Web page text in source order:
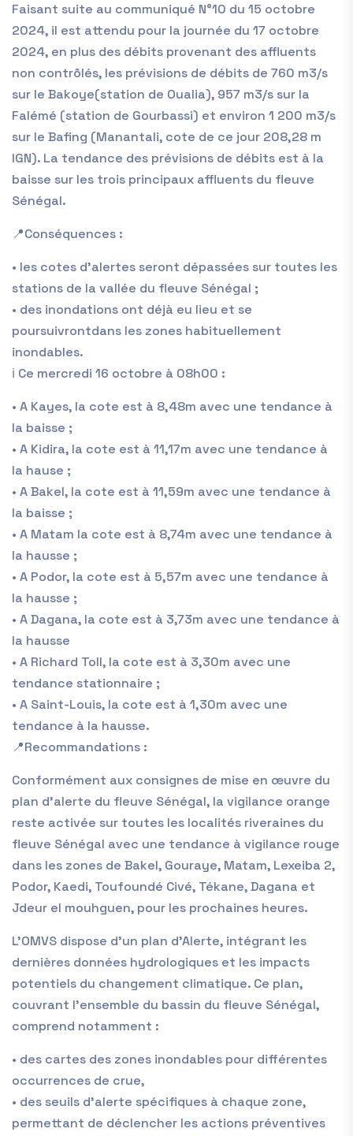
Faisant suite au communiqué N°10 du 15 octobre
2024, il est attendu pour la journée du 17 octobre
2024, en plus des débits provenant des affluents
non contrôlés, les prévisions de débits de 760 m3/s
sur le Bakoye(station de Oualia), 957 m3/s sur la
Falémé (station de Gourbassi) et environ 1 200 m3/s
sur le Bafing (Manantali, cote de ce jour 208,28 m
IGN). La tendance des prévisions de débits est à la
baisse sur les trois principaux affluents du fleuve
Sénégal.
📍Conséquences :
• les cotes d’alertes seront dépassées sur toutes les
stations de la vallée du fleuve Sénégal ;
• des inondations ont déjà eu lieu et se
poursuivrontdans les zones habituellement
inondables.
ℹ️ Ce mercredi 16 octobre à 08h00 :
• A Kayes, la cote est à 8,48m avec une tendance à
la baisse ;
• A Kidira, la cote est à 11,17m avec une tendance à
la hause ;
• ABakel, la cote est à 11,59m avec une tendance à
la baisse ;
• A Matam la cote est à 8,74m avec une tendance à
la hausse ;
• A Podor, la cote est à 5,57m avec une tendance à
la hausse ;
• A Dagana, la cote est à 3,73m avec une tendance à
la hausse
• A Richard Toll, la cote est à 3,30m avec une
tendance stationnaire ;
• A Saint-Louis, la cote est à 1,30m avec une
tendance à la hausse.
📍Recommandations :
Conformément aux consignes de mise en œuvre du
plan d’alerte du fleuve Sénégal, la vigilance orange
reste activée sur toutes les localités riveraines du
fleuve Sénégal avec une tendance à vigilance rouge
dans les zones de Bakel, Gouraye, Matam, Lexeiba 2,
Podor, Kaedi, Toufoundé Civé, Tékane, Dagana et
Jdeur el mouhguen, pour les prochaines heures.
L’OMVS dispose d’un plan d’Alerte, intégrant les
dernières données hydrologiques et les impacts
potentiels du changement climatique. Ce plan,
couvrant l’ensemble du bassin du fleuve Sénégal,
comprend notamment :
• des cartes des zones inondables pour différentes
occurrences de crue,
• des seuils d’alerte spécifiques à chaque zone,
permettant de déclencher les actions préventives